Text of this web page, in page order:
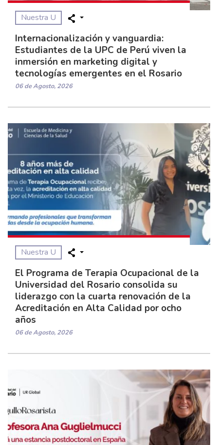
Nuestra U
Internacionalización y vanguardia:
Estudiantes de la UPC de Perú viven la
inmersión en marketing digital y
tecnologías emergentes en el Rosario
06 de Agosto, 2026
Nuestra U
El Programa de Terapia Ocupacional de la
Universidad del Rosario consolida su
liderazgo con la cuarta renovación de la
Acreditación en Alta Calidad por ocho
años
06 de Agosto, 2026